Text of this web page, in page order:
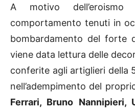
A motivo
comportamento tenuti in
bombardamento del forte
viene data lettura delle
conferite agli artiglieri della
nell’adempimento del
Ferrari, Bruno Nannipieri,